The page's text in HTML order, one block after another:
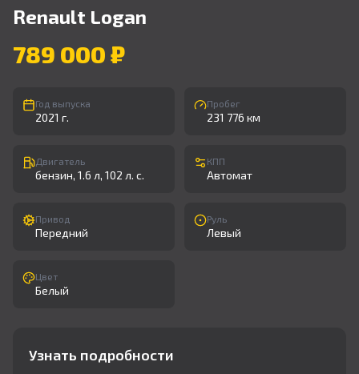
Renault Logan
789 000 ₽
Год выпуска
2021 г.
Пробег
231 776 км
Двигатель
бензин, 1.6 л, 102 л. с.
КПП
Автомат
Привод
Передний
Руль
Левый
Цвет
Белый
Узнать подробности